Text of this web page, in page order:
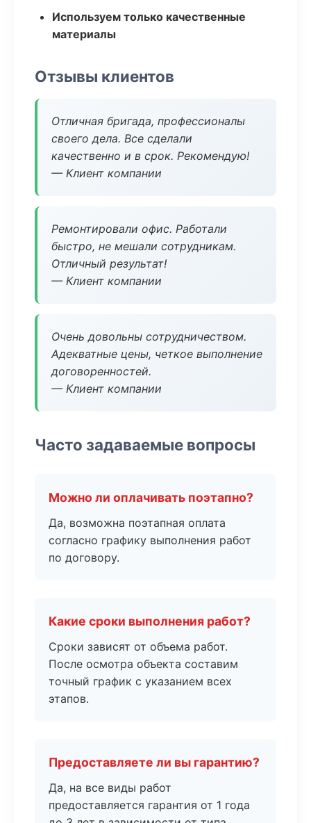
Используем только качественные
материалы
Отзывы клиентов
Отличная бригада, профессионалы
своего дела. Все сделали
качественно и в срок. Рекомендую!
— Клиент компании
Ремонтировали офис. Работали
быстро, не мешали сотрудникам.
Отличный результат!
— Клиент компании
Очень довольны сотрудничеством.
Адекватные цены, четкое выполнение
договоренностей.
— Клиент компании
Часто задаваемые вопросы
Можно ли оплачивать поэтапно?
Да, возможна поэтапная оплата
согласно графику выполнения работ
по договору.
Какие сроки выполнения работ?
Сроки зависят от объема работ.
После осмотра объекта составим
точный график с указанием всех
этапов.
Предоставляете ли вы гарантию?
Да, на все виды работ
предоставляется гарантия от 1 года